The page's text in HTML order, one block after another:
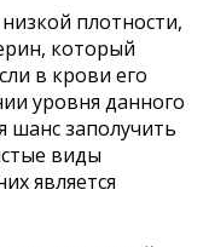
плотности,
который
в крови его
уровня данного
заполучить
виды
является